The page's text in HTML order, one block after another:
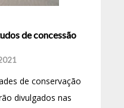
de concessão
de conservação
divulgados nas